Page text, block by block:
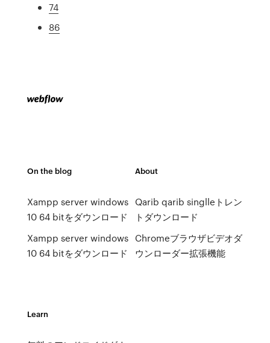
74
86
On the blog
Xampp server windows
10 64 bitをダウンロード
Xampp server windows
10 64 bitをダウンロード
About
Qarib qarib singlleトレン
トダウンロード
Chromeブラウザビデオダ
ウンローダー拡張機能
Learn